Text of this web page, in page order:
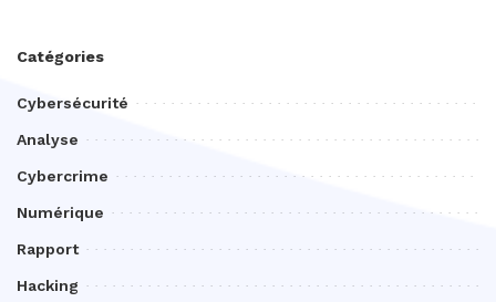
Catégories
Cybersécurité
Analyse
Cybercrime
Numérique
Rapport
Hacking